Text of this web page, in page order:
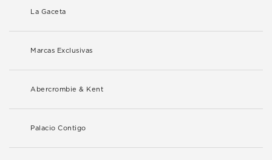
La Gaceta
Marcas Exclusivas
Abercrombie & Kent
Palacio Contigo